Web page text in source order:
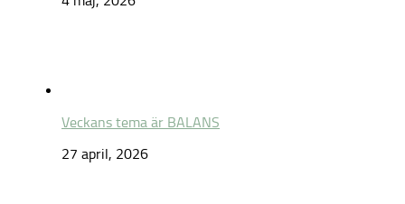
Veckans tema är BALANS
27 april, 2026